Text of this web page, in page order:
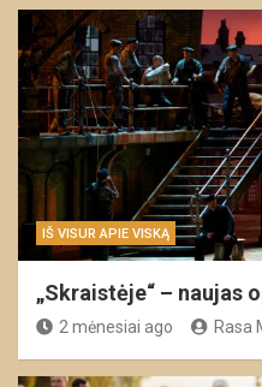
IŠ VISUR APIE VISKĄ
„Skraistėje“ – naujas
2 mėnesiai ago Rasa